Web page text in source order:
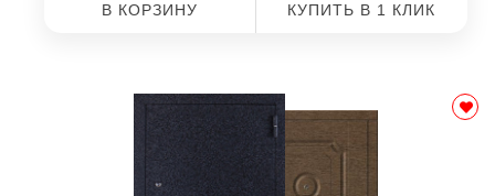
В КОРЗИНУ КУПИТЬ В 1 КЛИК